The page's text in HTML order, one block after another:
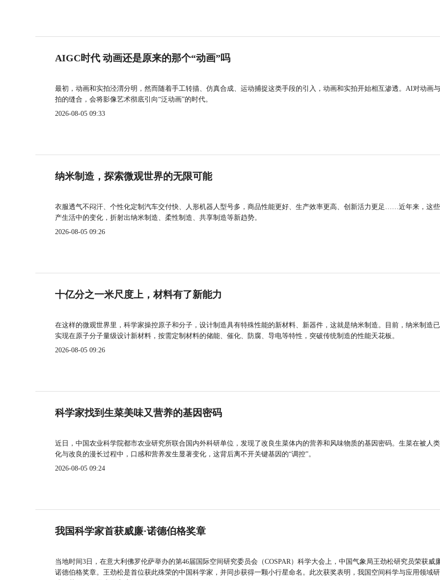
AIGC时代 动画还是原来的那个“动画”吗
最初，动画和实拍泾渭分明，然而随着手工转描、仿真合成、运动捕捉这类手段的引入，动画和实拍开始相互渗透。AI对动画
拍的缝合，会将影像艺术彻底引向“泛动画”的时代。
2026-08-05 09:33
纳米制造，探索微观世界的无限可能
衣服透气不闷汗、个性化定制汽车交付快、人形机器人型号多，商品性能更好、生产效率更高、创新活力更足……近年来，这
产生活中的变化，折射出纳米制造、柔性制造、共享制造等新趋势。
2026-08-05 09:26
十亿分之一米尺度上，材料有了新能力
在这样的微观世界里，科学家操控原子和分子，设计制造具有特殊性能的新材料、新器件，这就是纳米制造。目前，纳米制造
实现在原子分子量级设计新材料，按需定制材料的储能、催化、防腐、导电等特性，突破传统制造的性能天花板。
2026-08-05 09:26
科学家找到生菜美味又营养的基因密码
近日，中国农业科学院都市农业研究所联合国内外科研单位，发现了改良生菜体内的营养和风味物质的基因密码。生菜在被人
化与改良的漫长过程中，口感和营养发生显著变化，这背后离不开关键基因的“调控”。
2026-08-05 09:24
我国科学家首获威廉·诺德伯格奖章
当地时间3日，在意大利佛罗伦萨举办的第46届国际空间研究委员会（COSPAR）科学大会上，中国气象局王劲松研究员荣获威
诺德伯格奖章。王劲松是首位获此殊荣的中国科学家，并同步获得一颗小行星命名。此次获奖表明，我国空间科学与应用领域